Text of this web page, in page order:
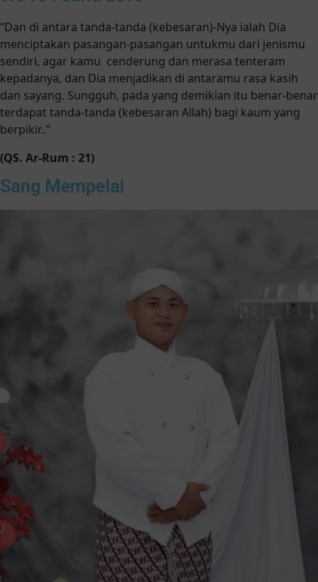
“Dan di antara tanda-tanda (kebesaran)-Nya ialah Dia
menciptakan pasangan-pasangan untukmu dari jenismu
sendiri, agar kamu cenderung dan merasa tenteram
kepadanya, dan Dia menjadikan di antaramu rasa kasih
dan sayang. Sungguh, pada yang demikian itu benar-benar
terdapat tanda-tanda (kebesaran Allah) bagi kaum yang
berpikir..”
(QS. Ar-Rum : 21)
Sang Mempelai